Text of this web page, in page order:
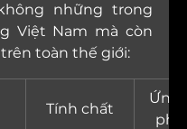
những trong
Việt Nam mà còn
toàn thế giới:
Tính chất
Ứng
phổ